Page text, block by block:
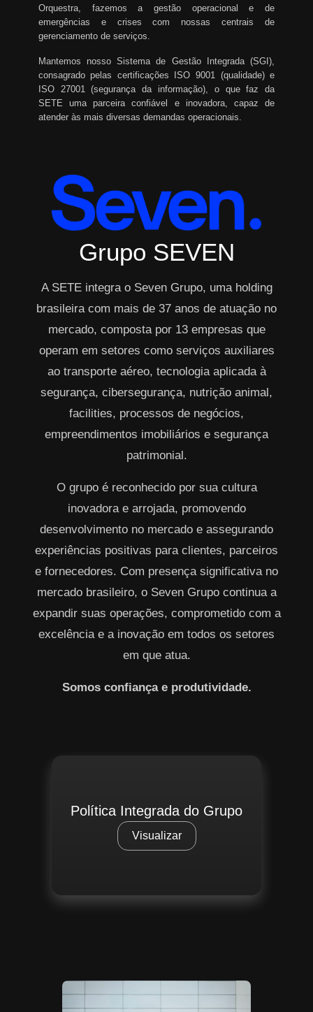
Orquestra, fazemos a gestão operacional e de
emergências e crises com nossas centrais de
gerenciamento de serviços.
Mantemos nosso Sistema de Gestão Integrada (SGI),
consagrado pelas certificações ISO 9001 (qualidade) e
ISO 27001 (segurança da informação), o que faz da
SETE uma parceira confiável e inovadora, capaz de
atender às mais diversas demandas operacionais.
Grupo SEVEN
A SETE integra o Seven Grupo, uma holding
brasileira com mais de 37 anos de atuação no
mercado, composta por 13 empresas que
operam em setores como serviços auxiliares
ao transporte aéreo, tecnologia aplicada à
segurança, cibersegurança, nutrição animal,
facilities, processos de negócios,
empreendimentos imobiliários e segurança
patrimonial.
O grupo é reconhecido por sua cultura
inovadora e arrojada, promovendo
desenvolvimento no mercado e assegurando
experiências positivas para clientes, parceiros
e fornecedores. Com presença significativa no
mercado brasileiro, o Seven Grupo continua a
expandir suas operações, comprometido com a
excelência e a inovação em todos os setores
em que atua.
Somos confiança e produtividade.
Política Integrada do Grupo
Visualizar